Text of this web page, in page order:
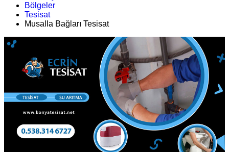
Bölgeler
Tesisat
Musalla Bağları Tesisat